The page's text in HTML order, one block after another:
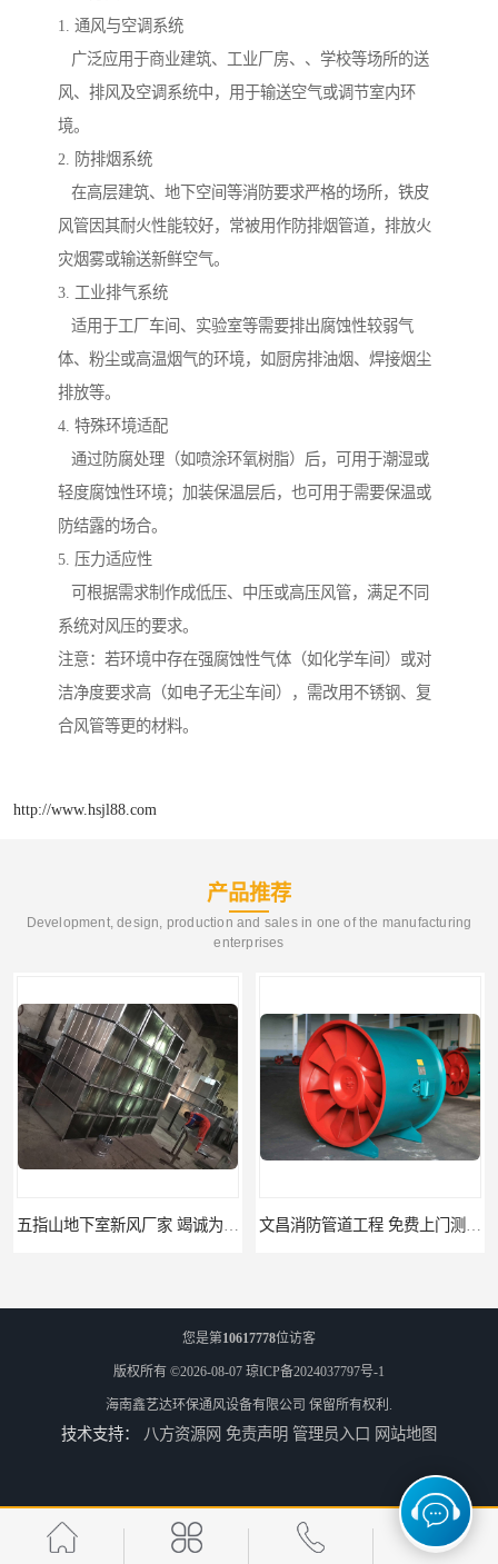
1. 通风与空调系统
广泛应用于商业建筑、工业厂房、、学校等场所的送
风、排风及空调系统中，用于输送空气或调节室内环
境。
2. 防排烟系统
在高层建筑、地下空间等消防要求严格的场所，铁皮
风管因其耐火性能较好，常被用作防排烟管道，排放火
灾烟雾或输送新鲜空气。
3. 工业排气系统
适用于工厂车间、实验室等需要排出腐蚀性较弱气
体、粉尘或高温烟气的环境，如厨房排油烟、焊接烟尘
排放等。
4. 特殊环境适配
通过防腐处理（如喷涂环氧树脂）后，可用于潮湿或
轻度腐蚀性环境；加装保温层后，也可用于需要保温或
防结露的场合。
5. 压力适应性
可根据需求制作成低压、中压或高压风管，满足不同
系统对风压的要求。
注意：若环境中存在强腐蚀性气体（如化学车间）或对
洁净度要求高（如电子无尘车间），需改用不锈钢、复
合风管等更的材料。
http://www.hsjl88.com
产品推荐
Development, design, production and sales in one of the manufacturing
enterprises
临高县消防排烟工程 竭诚为您服务 免费上门测量设计 屯昌县消防排烟辅材
您是第10617778位访客
版权所有 ©2026-08-07 琼ICP备2024037797号-1
海南鑫艺达环保通风设备有限公司 保留所有权利.
技术支持： 八方资源网 免责声明 管理员入口 网站地图